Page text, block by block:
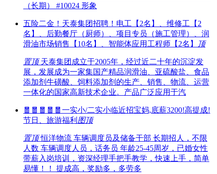
（长期） #10024 形象
五险二金！天泰集团招聘！电工【2名】、维修工【2
名】、后勤餐厅（厨师）、项目专员（施工管理）、润
滑油市场销售【10名】、智能体应用工程师【2名】
顶
置顶天泰集团成立于2005年，经过近二十年的沉淀发
展，发展成为一家集国产精品润滑油、亚硫酸盐、食品
添加剂牛磺酸、饲料添加剂的生产、销售、物流、运营
一体化的国家高新技术企业。产品广泛应用于汽
🧧🧧🧧🧧🧧一实小/二实小临近招宝妈,底薪3200!高提成!
节日、旅游福利 图顶
置顶恒洋物流 车辆调度员及储备干部 长期招人，不限
人数 车辆调度人员，话务员 年龄25-45周岁，已婚女性
带薪入岗培训，资深经理手把手教学，快速上手，简单
易懂！！ 提成高，奖励多，多劳多